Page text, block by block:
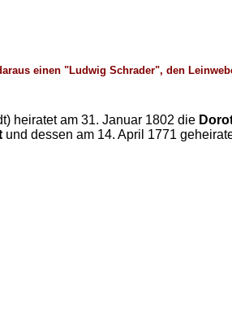
einen "Ludwig Schrader", den
heiratet am 31. Januar 1802 die
und dessen am 14. April 1771